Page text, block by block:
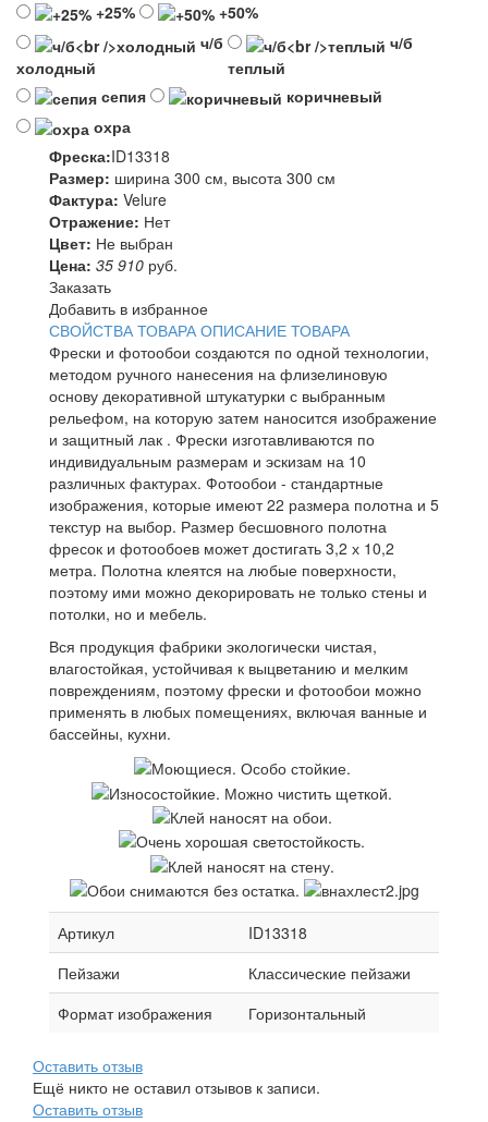
+25%
+50%
ч/б
холодный
ч/б
теплый
сепия
коричневый
охра
Фреска:ID13318
Размер: ширина 300 см, высота 300 см
Фактура: Velure
Отражение: Нет
Цвет: Не выбран
Цена: 35 910 руб.
Заказать
Добавить в избранное
СВОЙСТВА ТОВАРА ОПИСАНИЕ ТОВАРА
Фрески и фотообои создаются по одной технологии,
методом ручного нанесения на флизелиновую
основу декоративной штукатурки с выбранным
рельефом, на которую затем наносится изображение
и защитный лак . Фрески изготавливаются по
индивидуальным размерам и эскизам на 10
различных фактурах. Фотообои - стандартные
изображения, которые имеют 22 размера полотна и 5
текстур на выбор. Размер бесшовного полотна
фресок и фотообоев может достигать 3,2 х 10,2
метра. Полотна клеятся на любые поверхности,
поэтому ими можно декорировать не только стены и
потолки, но и мебель.
Вся продукция фабрики экологически чистая,
влагостойкая, устойчивая к выцветанию и мелким
повреждениям, поэтому фрески и фотообои можно
применять в любых помещениях, включая ванные и
бассейны, кухни.
Артикул
ID13318
Пейзажи
Классические пейзажи
Формат изображения
Горизонтальный
Оставить отзыв
Ещё никто не оставил отзывов к записи.
Оставить отзыв